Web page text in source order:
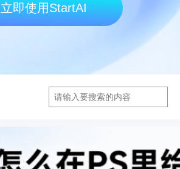
立即使用StartAI
搜
索